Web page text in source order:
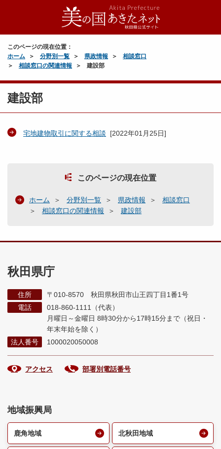
このページの現在位置：
ホーム
分野別一覧 県政情報
相談窓口
相談窓口の関連情報
建設部
建設部
宅地建物取引に関する相談 [2022年01月25日]
このページの現在位置
ホーム 分野別一覧 県政情報
相談窓口
相談窓口の関連情報
建設部
秋田県庁
住所
〒010-8570 秋田県秋田市山王四丁目1番1号
電話
018-860-1111（代表）
月曜日～金曜日 8時30分から17時15分まで （祝日・
年末年始を除く）
法人番号
1000020050008
アクセス 部署別電話番号
地域振興局
鹿角地域 北秋田地域